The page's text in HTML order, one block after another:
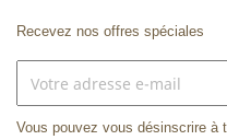
Recevez nos offres spéciales
Vous pouvez vous désinscrire à